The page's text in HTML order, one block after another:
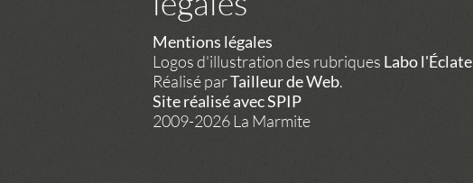
Mentions légales
Logos d'illustration des rubriques Labo l'Éclate
Réalisé parTailleur de Web.
Site réalisé avec SPIP
2009-2026 La Marmite